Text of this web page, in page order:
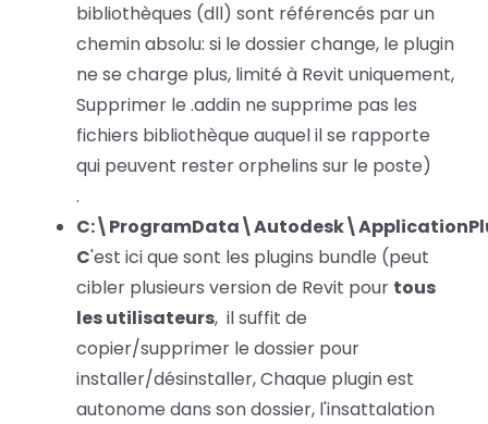
bibliothèques (dll) sont référencés par un
chemin absolu: si le dossier change, le plugin
ne se charge plus, limité à Revit uniquement,
Supprimer le .addin ne supprime pas les
fichiers bibliothèque auquel il se rapporte
qui peuvent rester orphelins sur le poste)
.
C'est ici que sont les plugins bundle (peut
cibler plusieurs version de Revit pour tous
les utilisateurs, il suffit de
copier/supprimer le dossier pour
installer/désinstaller, Chaque plugin est
autonome dans son dossier, l'insattalation